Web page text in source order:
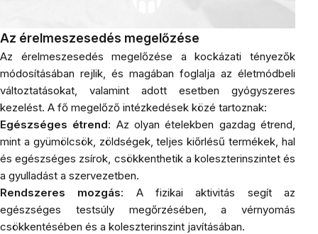
Az érelmeszesedés megelőzése
Az érelmeszesedés megelőzése a kockázati tényezők
módosításában rejlik, és magában foglalja az életmódbeli
változtatásokat, valamint adott esetben gyógyszeres
kezelést. A fő megelőző intézkedések közé tartoznak:
Egészséges étrend: Az olyan ételekben gazdag étrend,
mint a gyümölcsök, zöldségek, teljes kiőrlésű termékek, hal
és egészséges zsírok, csökkenthetik a koleszterinszintet és
a gyulladást a szervezetben.
Rendszeres mozgás: A fizikai aktivitás segít az
egészséges testsúly megőrzésében, a vérnyomás
csökkentésében és a koleszterinszint javításában.